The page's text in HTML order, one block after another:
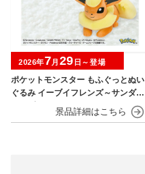
ポケットモンスター もふぐっとぬい
ぐるみ イーブイフレンズ～サンダー
ス・ブースター～おひるねver.
2026年7月 29 日～登場